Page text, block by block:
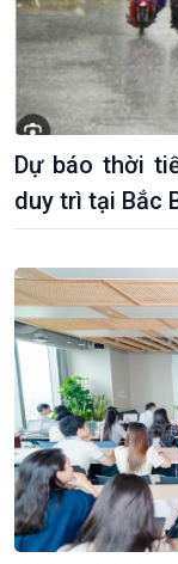
Dự báo thời
duy trì tại Bắc